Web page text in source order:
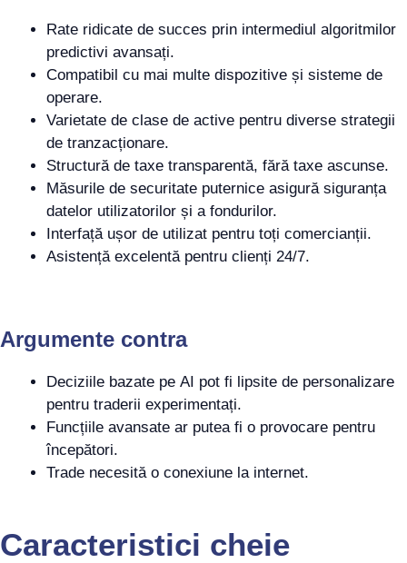
Rate ridicate de succes prin intermediul algoritmilor
predictivi avansați.
Compatibil cu mai multe dispozitive și sisteme de
operare.
Varietate de clase de active pentru diverse strategii
de tranzacționare.
Structură de taxe transparentă, fără taxe ascunse.
Măsurile de securitate puternice asigură siguranța
datelor utilizatorilor și a fondurilor.
Interfață ușor de utilizat pentru toți comercianții.
Asistență excelentă pentru clienți 24/7.
Argumente contra
Deciziile bazate pe AI pot fi lipsite de personalizare
pentru traderii experimentați.
Funcțiile avansate ar putea fi o provocare pentru
începători.
Trade necesită o conexiune la internet.
Caracteristici cheie